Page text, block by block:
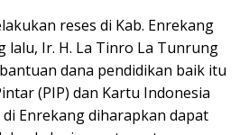
reses di Kab. Enrekang
lalu, Ir. H. La Tinro La Tunrung
dana pendidikan baik itu
(PIP) dan Kartu Indonesia
di Enrekang diharapkan dapat